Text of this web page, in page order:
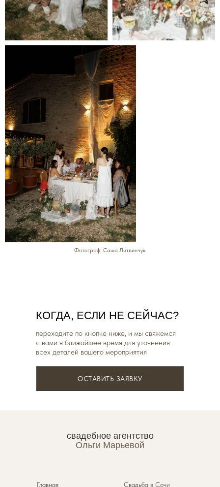
Фотограф: Саша Литвинчук
ОСТАВИТЬ ЗАЯВКУ
КОГДА, ЕСЛИ НЕ СЕЙЧАС?
переходите по кнопке ниже, и мы свяжемся
с вами в ближайшее время для уточнения
всех деталей вашего мероприятия
свадебное агентство
Ольги Марьевой
Главная Свадьба в Сочи